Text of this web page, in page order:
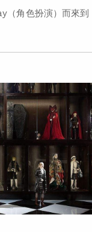
（角色扮演）而來到